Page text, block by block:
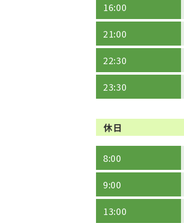
16:00
21:00
22:30
23:30
休日
8:00
9:00
13:00